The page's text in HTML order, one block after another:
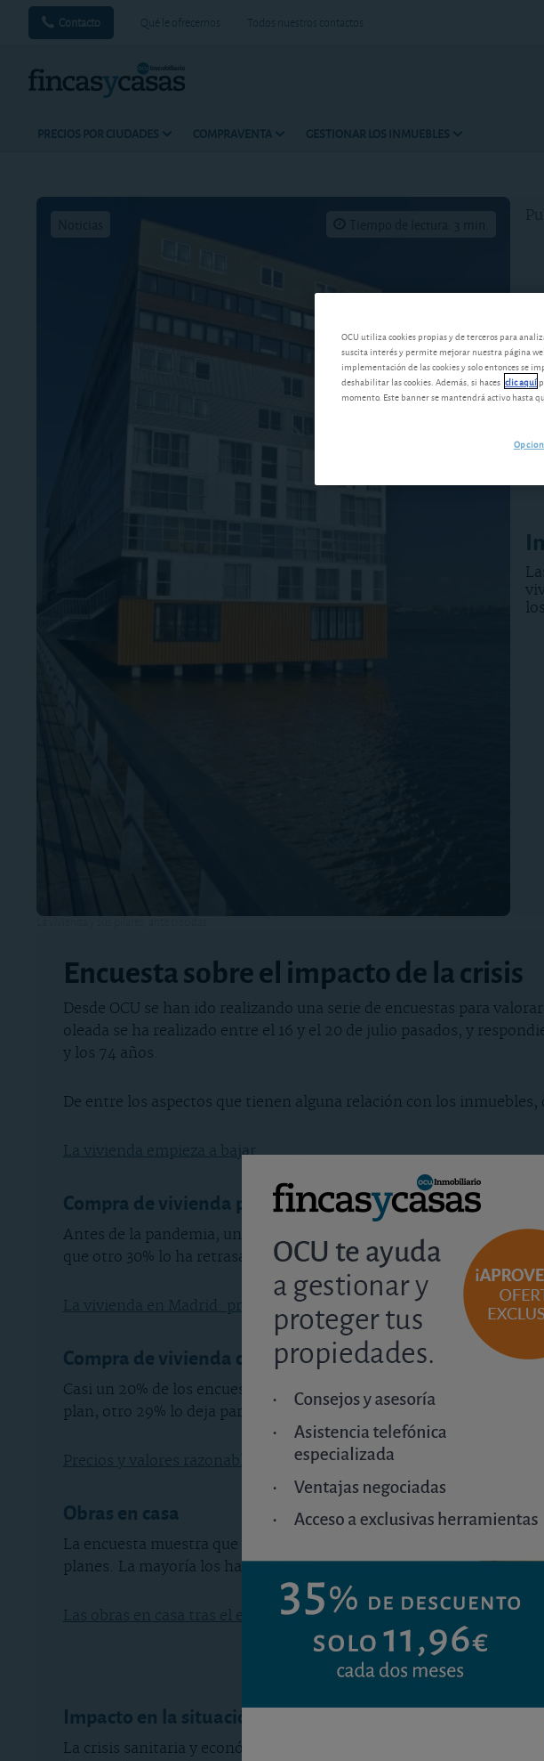
Contacto Qué le ofrecemos Todos nuestros contactos
PRECIOS POR CIUDADES COMPRAVENTA GESTIONAR LOS INMUEBLES
La vivienda y sus pilares, ante crecidas.
Encuesta sobre el impacto de la crisis
Desde OCU se han ido realizando una serie de encuestas para
oleada se ha realizado entre el 16 y el 20 de julio pasados, y
y los 74 años.
De entre los aspectos que tienen alguna relación con los inmuebles,
La vivienda empieza a bajar.
Compra de vivienda para uso propio
Antes de la pandemia, un 27% de encuestados tenían intención de
que otro 30% lo ha retrasado dentro de 2020, un 25% lo deja para
La vivienda en Madrid: precios, rentas y rentabilidades
Compra de vivienda como inversión
Casi un 20% de los encuestados se planteaban antes de la
plan, otro 29% lo deja para 2021, un 22% lo ha retrasado pero
Precios y valores razonables para la vivienda en Sevilla
Obras en casa
La encuesta muestra que todo un 42% tenía en la cabeza realizar
planes. La mayoría los ha mantenido (37%) o piensa realizarlas en
Las obras en casa tras el estado de alarma
Impacto en la situación financiera de las familias
La crisis sanitaria y económica debida al Covid-19 ha tenido por
OCU utiliza cookies propias y de terceros para
suscita interés y permite mejorar nuestra página
implementación de las cookies y solo entonces se
deshabilitar las cookies. Además, si haces clic aquí
momento. Este banner se mantendrá activo hasta